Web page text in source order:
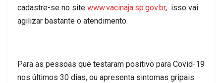
cadastre-se no site www.vacinaja.sp.gov.br, isso vai
agilizar bastante o atendimento.
Para as pessoas que testaram positivo para Covid-19
nos últimos 30 dias, ou apresenta sintomas gripais